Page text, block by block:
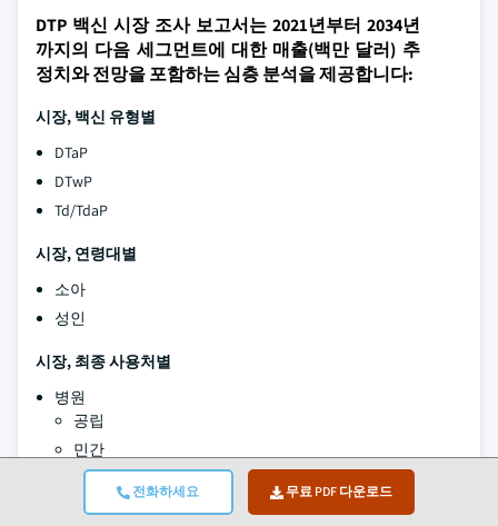
전화하세요 무료 PDF 다운로드
DTP 백신 시장 조사 보고서는 2021년부터 2034년
까지의 다음 세그먼트에 대한 매출(백만 달러) 추
정치와 전망을 포함하는 심층 분석을 제공합니다:
시장, 백신 유형별
DTaP
DTwP
Td/TdaP
시장, 연령대별
소아
성인
시장, 최종 사용처별
병원
공립
민간
전문 클리닉
기타 사용처